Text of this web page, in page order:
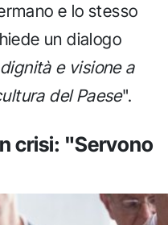
e lo stesso
un dialogo
e visione a
del Paese".
crisi: "Servono